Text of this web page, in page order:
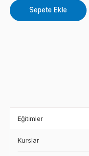
Eğitimler
Kurslar
15.000,00
Sepete Ekle